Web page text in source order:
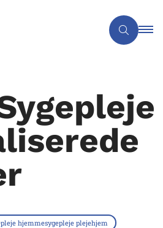
hjemmesygepleje plejehjem